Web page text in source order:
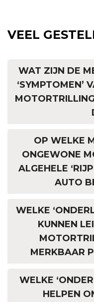
VEEL
WAT ZIJN DE
‘SYMPTOMEN’
OP WELKE
ONGEWONE
ALGEHELE
AUTO
WELKE
KUNNEN
MERKBAAR
WELKE
HELPEN